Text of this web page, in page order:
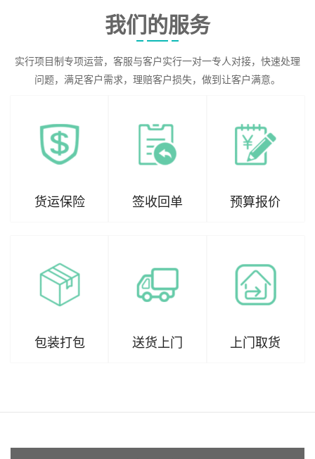
我们的服务
实行项目制专项运营，客服与客户实行一对一专人对接，快速处理
问题，满足客户需求，理赔客户损失，做到让客户满意。
货运保险 签收回单 预算报价
包装打包 送货上门 上门取货